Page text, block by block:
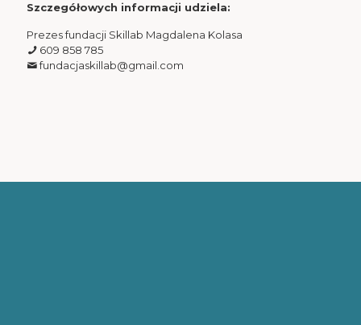
Szczegółowych informacji udziela:
Prezes fundacji Skillab Magdalena Kolasa
609 858 785
fundacjaskillab@gmail.com